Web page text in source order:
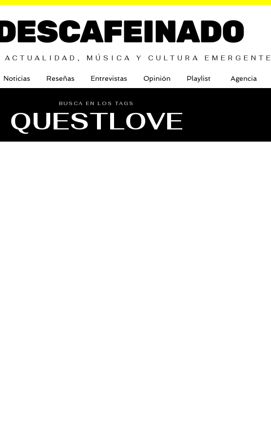
MÚSICA Y CULTURA EMERGENTE
Noticias Reseñas Entrevistas Opinión Playlist Agencia
BUSCA EN LOS TAGS
QUESTLOVE